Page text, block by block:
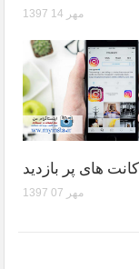
1397 مهر 14
اکانت های پر بازدید
1397 مهر 07